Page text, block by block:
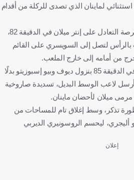
لماينان الذي تصدى للركلة من أقدام
وبغرابة شديدة، أضاع أكانجي، فرصة التعادل على إنتر ميلان في الدقيقة 82،
بالرأس لتصل إلى السويسري على القائم
من أمامه إلى خارج الملعب.
ودفع المدرب كيفو بأخر أوراقه في الدقيقة 85 بنزول ديوف وبيو إسبوزيتو بدلًا
أرسل لاعب الوسط البديل، تسديدة صاروخية
ميلان لأحضان ماينان.
تذكر، وسط إغلاق تام للمساحات من
أليجري، ليحسم الروسونيري الديربي
إعلان